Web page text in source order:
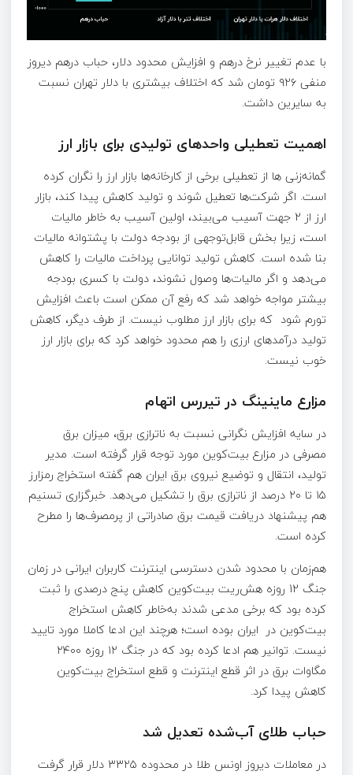
با عدم تغییر نرخ درهم و افزایش محدود دلار، حباب درهم دیروز
منفی ۹۲۶ تومان شد که اختلاف بیشتری با دلار تهران نسبت
به سایرین داشت.
اهمیت تعطیلی واحد‌های تولیدی برای بازار ارز
گمانه‌زنی ها از تعطیلی برخی از کارخانه‌ها بازار ارز را نگران کرده
است. اگر شرکت‌ها تعطیل شوند و تولید کاهش پیدا کند، بازار
ارز از 2 جهت آسیب می‌بیند، اولین آسیب به خاطر مالیات
است، زیرا بخش قابل‌توجهی از بودجه دولت با پشتوانه مالیات
بنا شده است. کاهش تولید توانایی پرداخت مالیات را کاهش
می‌دهد و اگر مالیات‌ها وصول نشوند، دولت با کسری بودجه
بیشتر مواجه خواهد شد که رفع آن ممکن است باعث افزایش
تورم شود که برای بازار ارز مطلوب نیست. از طرف دیگر، کاهش
تولید درآمدهای ارزی را هم محدود خواهد کرد که برای بازار ارز
خوب نیست.
مزارع ماینینگ در تیررس اتهام
در سایه افزایش نگرانی نسبت به ناترازی برق،‌ میزان برق
مصرفی در مزارع بیت‌کوین مورد توجه قرار گرفته است. مدیر
تولید، انتقال و توضیع نیروی برق ایران هم گفته استخراج رمزارز
۱۵ تا ۲۰ درصد از ناترازی برق را تشکیل می‌دهد. خبرگزاری تسنیم
هم پیشنهاد دریافت قیمت برق صادراتی از پرمصرف‌ها را مطرح
کرده است.
هم‌زمان با محدود شدن دسترسی اینترنت کاربران ایرانی در زمان
جنگ 12 روزه هش‌ریت بیت‌کوین کاهش پنج درصدی را ثبت
کرده بود که برخی مدعی شدند به‌خاطر کاهش استخراج
بیت‌کوین در ایران بوده است؛ هرچند این ادعا کاملا مورد تایید
نیست. توانیر هم ادعا کرده بود که در جنگ ۱۲ روزه ۲۴۰۰
مگاوات برق در اثر قطع اینترنت و قطع استخراج بیت‌کوین
کاهش پیدا کرد.
حباب طلای آب‌شده تعدیل شد
در معاملات دیروز اونس طلا در محدوده ۳۳۲۵ دلار قرار گرفت